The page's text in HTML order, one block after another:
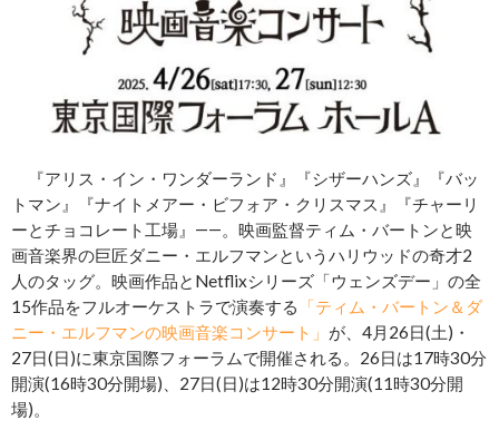
『アリス・イン・ワンダーランド』『シザーハンズ』『バッ
トマン』『ナイトメアー・ビフォア・クリスマス』『チャーリ
ーとチョコレート工場』――。映画監督ティム・バートンと映
画音楽界の巨匠ダニー・エルフマンというハリウッドの奇才2
人のタッグ。映画作品とNetflixシリーズ「ウェンズデー」の全
15作品をフルオーケストラで演奏する
「ティム・バートン＆ダ
ニー・エルフマンの映画音楽コンサート」 が、4月26日(土)・
27日(日)に東京国際フォーラムで開催される。26日は17時30分
開演(16時30分開場)、27日(日)は12時30分開演(11時30分開
場)。